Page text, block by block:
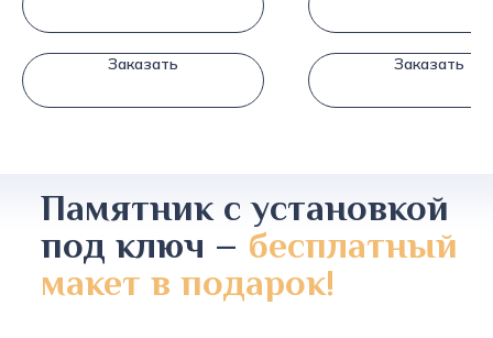
Заказать Заказать
Памятник с установкой
под ключ – бесплатный
макет в подарок!